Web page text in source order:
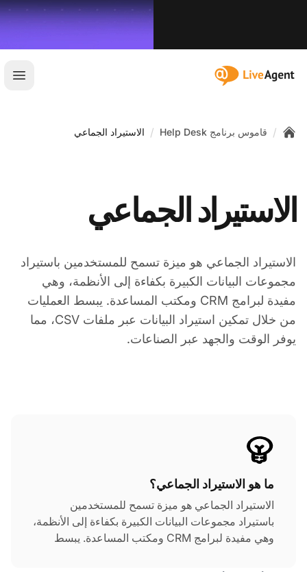
:site.title
فتح
/ قاموس برنامج Help Desk / الاستيراد الجماعي
الاستيراد الجماعي
الاستيراد الجماعي هو ميزة تسمح للمستخدمين باستيراد
مجموعات البيانات الكبيرة بكفاءة إلى الأنظمة، وهي
مفيدة لبرامج CRM ومكتب المساعدة. يبسط العمليات
من خلال تمكين استيراد البيانات عبر ملفات CSV، مما
يوفر الوقت والجهد عبر الصناعات.
ما هو الاستيراد الجماعي؟
الاستيراد الجماعي هو ميزة تسمح للمستخدمين
باستيراد مجموعات البيانات الكبيرة بكفاءة إلى الأنظمة،
وهي مفيدة لبرامج CRM ومكتب المساعدة. يبسط